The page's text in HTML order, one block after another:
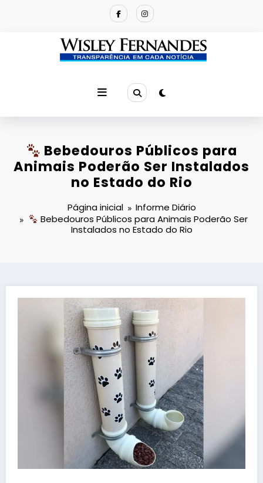
Bebedouros Públicos para
Animais Poderão Ser Instalados
no Estado do Rio
Página inicial
Informe Diário
Bebedouros Públicos para Animais Poderão Ser
Instalados no Estado do Rio